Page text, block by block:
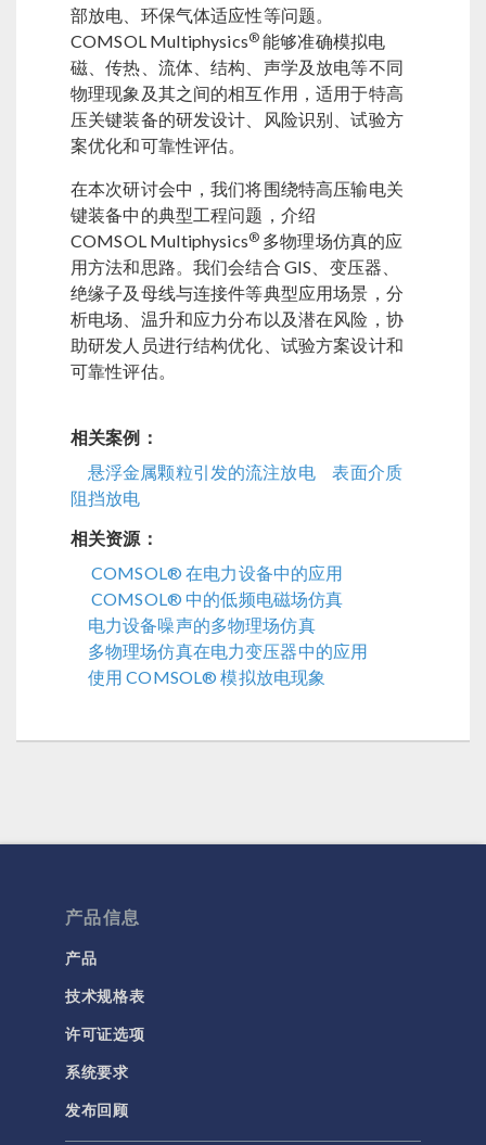
部放电、环保气体适应性等问题。
COMSOL Multiphysics® 能够准确模拟电
磁、传热、流体、结构、声学及放电等不同
物理现象及其之间的相互作用，适用于特高
压关键装备的研发设计、风险识别、试验方
案优化和可靠性评估。
在本次研讨会中，我们将围绕特高压输电关
键装备中的典型工程问题，介绍
COMSOL Multiphysics® 多物理场仿真的应
用方法和思路。我们会结合 GIS、变压器、
绝缘子及母线与连接件等典型应用场景，分
析电场、温升和应力分布以及潜在风险，协
助研发人员进行结构优化、试验方案设计和
可靠性评估。
相关案例：
悬浮金属颗粒引发的流注放电
表面介质
阻挡放电
相关资源：
COMSOL® 在电力设备中的应用
COMSOL® 中的低频电磁场仿真
电力设备噪声的多物理场仿真
多物理场仿真在电力变压器中的应用
使用 COMSOL® 模拟放电现象
产品信息
产品
技术规格表
许可证选项
系统要求
发布回顾